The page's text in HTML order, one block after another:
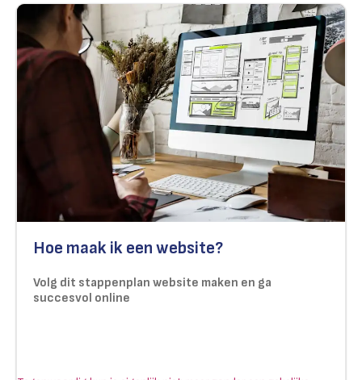
Hoe maak ik een website?
Volg dit stappenplan website maken en ga
succesvol online